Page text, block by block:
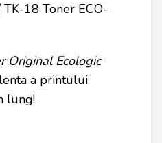
18 Toner ECO-
Original Ecologic
a printului.
lung!